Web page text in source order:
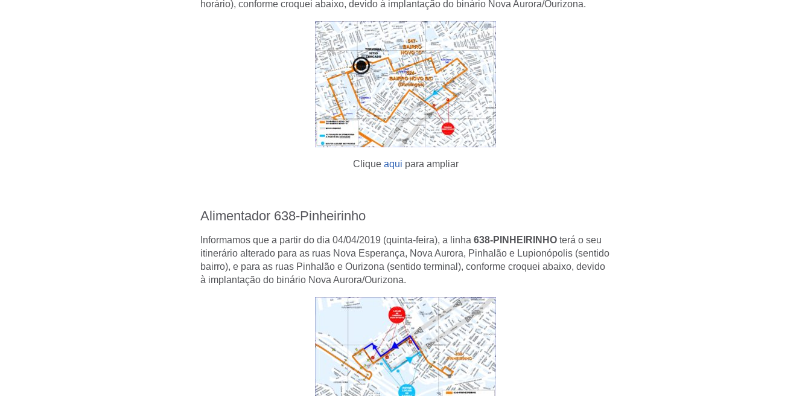
horário), conforme croquei abaixo, devido à implantação do binário Nova Aurora/Ourizona.
Clique aqui para ampliar
Alimentador 638-Pinheirinho
Informamos que a partir do dia 04/04/2019 (quinta-feira), a linha 638-PINHEIRINHO terá o seu
itinerário alterado para as ruas Nova Esperança, Nova Aurora, Pinhalão e Lupionópolis (sentido
bairro), e para as ruas Pinhalão e Ourizona (sentido terminal), conforme croquei abaixo, devido
à implantação do binário Nova Aurora/Ourizona.